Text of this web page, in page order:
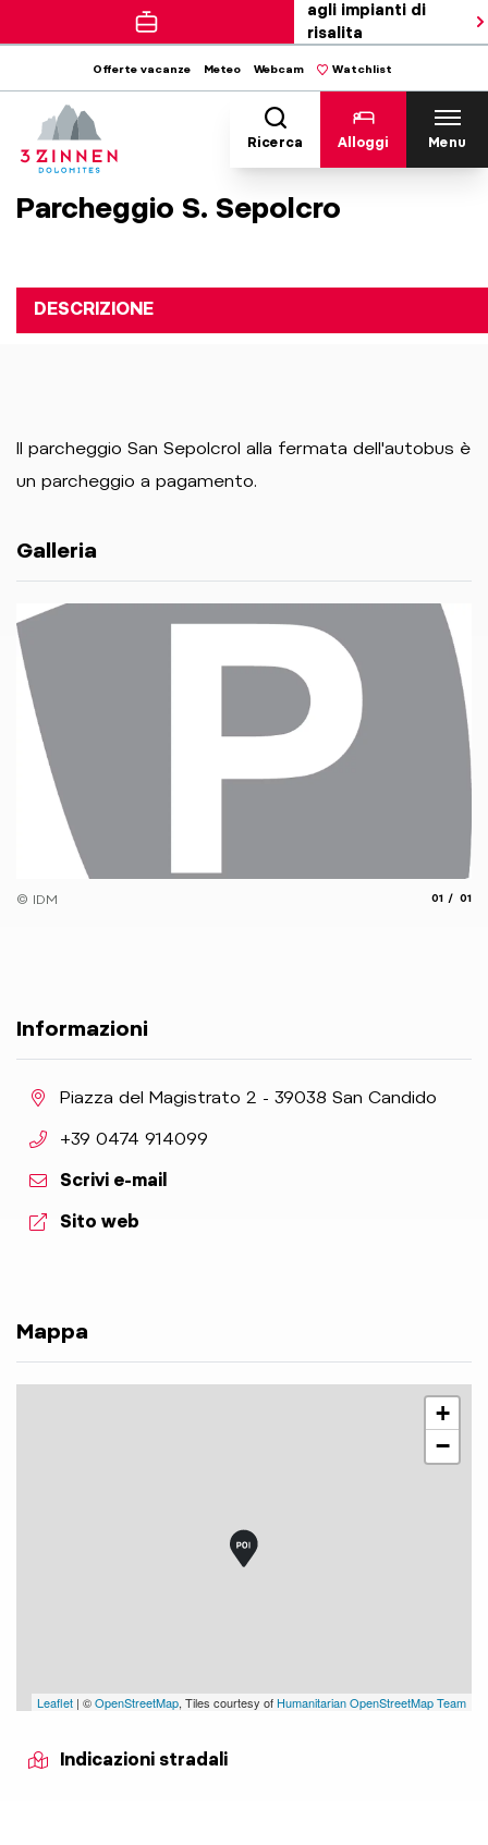
agli impianti di
risalita
Offerte vacanze Meteo Webcam Watchlist
Ricerca Alloggi Menu
Parcheggio S. Sepolcro
DESCRIZIONE
Il parcheggio San Sepolcrol alla fermata dell'autobus è
un parcheggio a pagamento.
Galleria
© IDM 01 01
Informazioni
aria.location:
Piazza del Magistrato 2 - 39038 San Candido
aria.phone:
+39 0474 914099
Scrivi e-mail
aria.website:
Sito web
Mappa
+
−
Leaflet | ©OpenStreetMap, Tiles courtesy of Humanitarian OpenStreetMap Team
Indicazioni stradali